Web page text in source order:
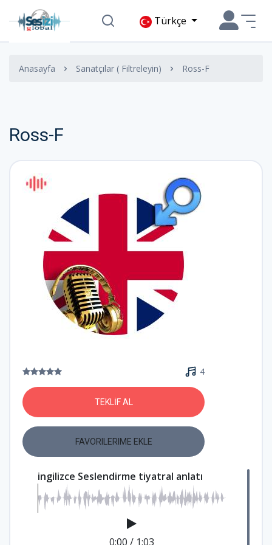
Türkçe
Anasayfa Sanatçılar ( Filtreleyin) Ross-F
Ross-F
4
TEKLİF AL
FAVORILERIME EKLE
ingilizce Seslendirme tiyatral anlatı
0:00 / 1:03